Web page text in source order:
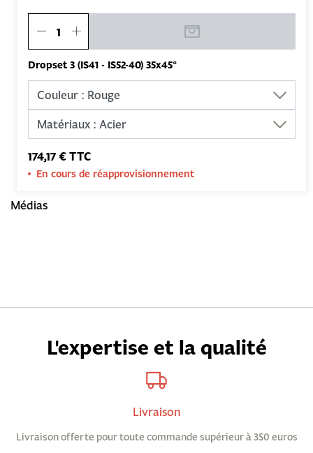
Dropset 3 (IS41 - IS52-40) 35x45°
174,17 € TTC
En cours de réapprovisionnement
Médias
L'expertise et la qualité
Livraison
Livraison offerte pour toute commande supérieur à 350 euros